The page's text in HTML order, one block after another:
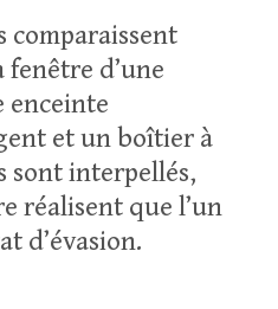
comparaissent
fenêtre d’une
enceinte
et un boîtier à
sont interpellés,
réalisent que l’un
d’évasion.